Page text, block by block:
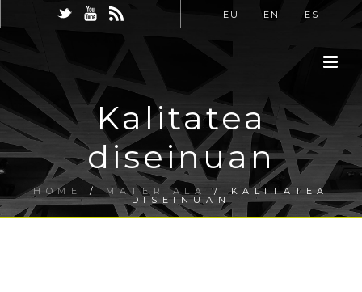
EU EN ES
Kalitatea
diseinuan
HOME /MATERIALA / KALITATEA
DISEINUAN